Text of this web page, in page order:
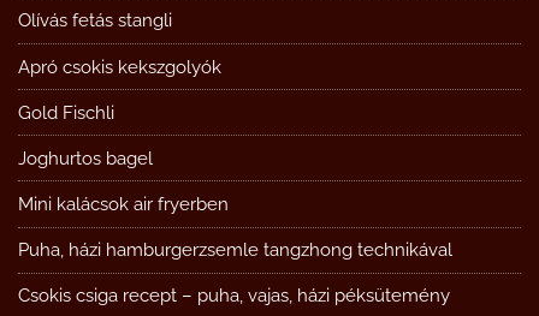
Olívás fetás stangli
Apró csokis kekszgolyók
Gold Fischli
Joghurtos bagel
Mini kalácsok air fryerben
Puha, házi hamburgerzsemle tangzhong technikával
Csokis csiga recept – puha, vajas, házi péksütemény